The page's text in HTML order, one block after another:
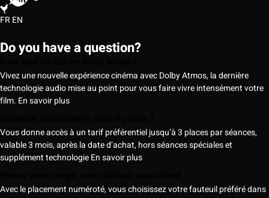
FREN
Do you have a question?
Vivez une nouvelle expérience cinéma avec Dolby Atmos, la dernière
technologie audio mise au point pour vous faire vivre intensément votre
film. En savoir plus
Vous donne accès à un tarif préférentiel jusqu’à 3 places par séances,
valable 3 mois, après la date d’achat, hors séances spéciales et
supplément technologieEn savoir plus
Avec le placement numéroté, vous choisissez votre fauteuil préféré dans